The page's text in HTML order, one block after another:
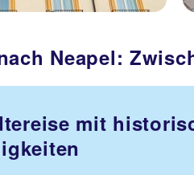
Neapel:
mit